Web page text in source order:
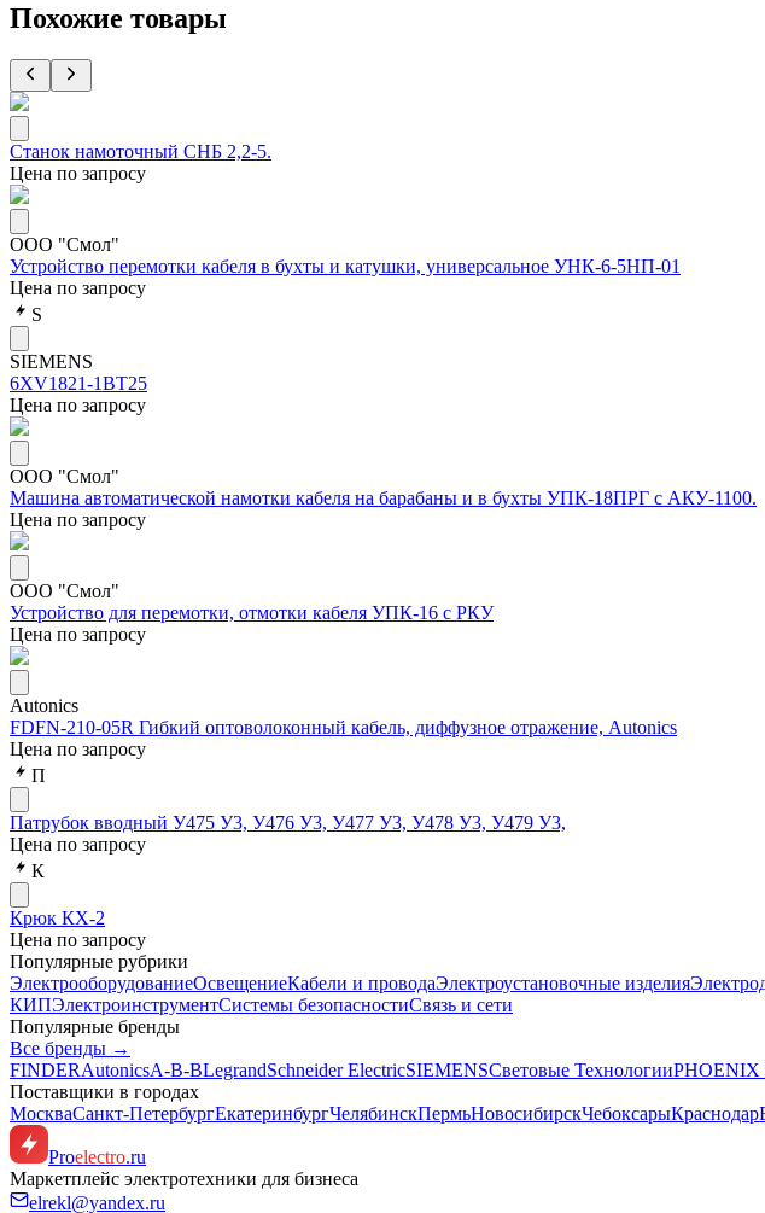
Похожие товары
Станок намоточный СНБ 2,2-5.
Цена по запросу
ООО "Смол"
Устройство перемотки кабеля в бухты и катушки, универсальное УНК-6-5НП-01
Цена по запросу
S
SIEMENS
6XV1821-1BT25
Цена по запросу
ООО "Смол"
Машина автоматической намотки кабеля на барабаны и в бухты УПК-18ПРГ с АКУ-1100.
Цена по запросу
ООО "Смол"
Устройство для перемотки, отмотки кабеля УПК-16 с РКУ
Цена по запросу
Autonics
FDFN-210-05R Гибкий оптоволоконный кабель, диффузное отражение, Autonics
Цена по запросу
П
Патрубок вводный У475 У3, У476 У3, У477 У3, У478 У3, У479 У3,
Цена по запросу
К
Крюк КХ-2
Цена по запросу
Популярные рубрики
ЭлектрооборудованиеОсвещениеКабели и проводаЭлектроустановочные изделия
КИПЭлектроинструментСистемы безопасностиСвязь и сети
Популярные бренды
Все бренды →
FINDERAutonicsA-B-BLegrandSchneider ElectricSIEMENSСветовые ТехнологииPHOENIX
Поставщики в городах
МоскваСанкт-ПетербургЕкатеринбургЧелябинскПермьНовосибирскЧебоксарыКраснодар
Proelectro.ru
Маркетплейс электротехники для бизнеса
elrekl@yandex.ru